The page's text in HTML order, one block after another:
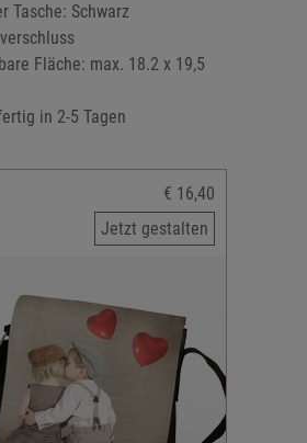
Tasche: Schwarz
Fläche: max. 18.2 x 19,5
in 2-5 Tagen
€ 16,40
Jetzt gestalten